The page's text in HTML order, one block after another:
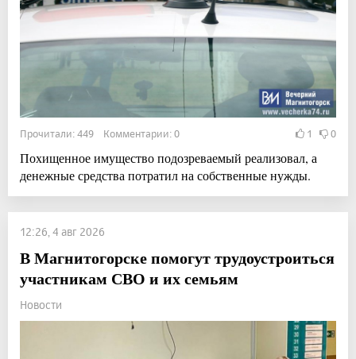
Прочитали: 449 Комментарии: 0 1 0
Похищенное имущество подозреваемый реализовал, а
денежные средства потратил на собственные нужды.
12:26, 4 авг 2026
В Магнитогорске помогут трудоустроиться
участникам СВО и их семьям
Новости